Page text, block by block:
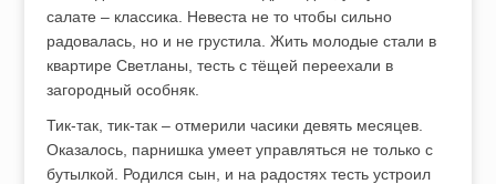
салате – классика. Невеста не то чтобы сильно
радовалась, но и не грустила. Жить молодые стали в
квартире Светланы, тесть с тёщей переехали в
загородный особняк.
Тик-так, тик-так – отмерили часики девять месяцев.
Оказалось, парнишка умеет управляться не только с
бутылкой. Родился сын, и на радостях тесть устроил